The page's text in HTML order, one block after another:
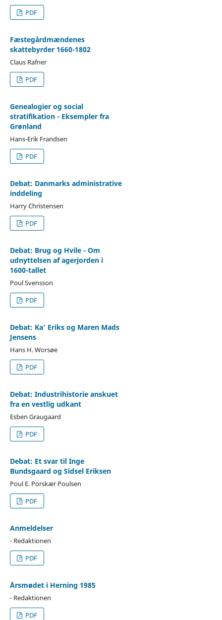
PDF
Fæstegårdmændenes
skattebyrder 1660-1802
Claus Rafner
PDF
Genealogier og social
stratifikation - Eksempler fra
Grønland
Hans-Erik Frandsen
PDF
Debat: Danmarks administrative
inddeling
Harry Christensen
PDF
Debat: Brug og Hvile - Om
udnyttelsen af agerjorden i
1600-tallet
Poul Svensson
PDF
Debat: Ka’ Eriks og Maren Mads
Jensens
Hans H. Worsøe
PDF
Debat: Industrihistorie anskuet
fra en vestlig udkant
Esben Graugaard
PDF
Debat: Et svar til Inge
Bundsgaard og Sidsel Eriksen
Poul E. Porskær Poulsen
PDF
Anmeldelser
- Redaktionen
PDF
Årsmødet i Herning 1985
- Redaktionen
PDF